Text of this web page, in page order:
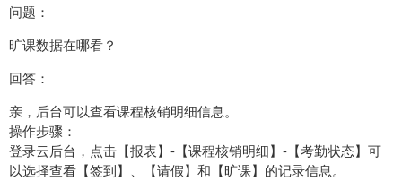
问题：
旷课数据在哪看？
回答：
亲，后台可以查看课程核销明细信息。
操作步骤：
登录云后台，点击【报表】-【课程核销明细】-【考勤状态】可
以选择查看【签到】、【请假】和【旷课】的记录信息。